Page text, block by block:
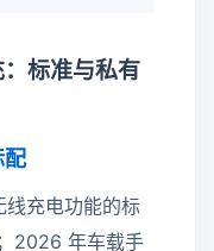
标准与私有
配
线充电功能的标
2026 年车载手